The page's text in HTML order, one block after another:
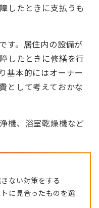
したときに支払うも
す。居住内の設備が
したときに修繕を行
基本的にはオーナー
として考えておかな
機、浴室乾燥機など
ない対策をする
に見合ったものを選